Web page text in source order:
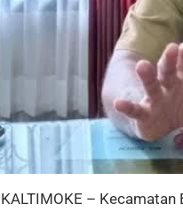
KALTIMOKE –